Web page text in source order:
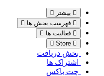
بیشتر
فهرست بخش ها
فعالیت ها
Store
بخش دریافت
اشتراک ها
چت باکس